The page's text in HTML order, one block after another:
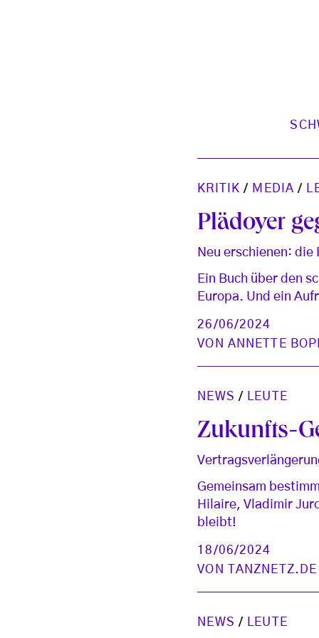
KRITIK / MEDIA /
Plädoyer
Neu erschienen: die
Ein Buch über den
Europa. Und ein
26/06/2024
VON ANNETTE
NEWS / LEUTE
Zukunfts-
Gemeinsam
Hilaire, Vladimir
bleibt!
18/06/2024
VON
NEWS / LEUTE